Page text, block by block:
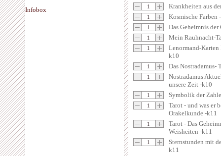
Infobox
Krankheiten aus
Kosmische Farben
Das Geheimnis der
Mein Rauhnacht-
Lenormand-Karten
k10
Das Nostradamus-
Nostradamus
unsere Zeit -k10
Symbolik der
Tarot - und was er
Orakelkunde -k11
Tarot - Das
Weisheiten -k11
Sternstunden mit
k11